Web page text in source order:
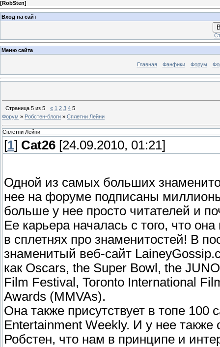
[RobSten]
Вход на сайт
Меню сайта
Главная Фанфики Форум
Страница 5 из 5 « 1 2 3 4 5
Форум » Робстен-блоги » Сплетни Лейни
Сплетни Лейни
[1] Cat26 [24.09.2010, 01:21]
Одной из самых больших
нее на форуме подписаны
больше у нее просто читателей и
Ее карьера началась с того, что
в сплетнях про знаменитостей! В
знаменитый веб-сайт
как Oscars, the Super Bowl, the
Film Festival, Toronto International
Awards (MMVAs).
Она также присутствует в топе 100
Entertainment Weekly. И у нее также
Робстен, что нам в принципе и